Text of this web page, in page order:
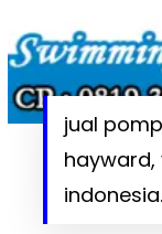
jual
indonesia.